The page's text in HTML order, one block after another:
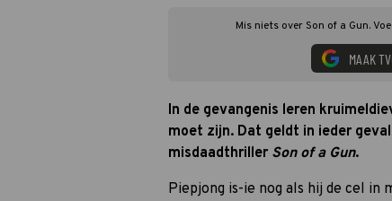
Mis niets over Son of a Gun.
MAAK
In de gevangenis leren
moet zijn. Dat geldt in ieder
misdaadthriller Son of a Gun.
Piepjong is-ie nog als hij de cel in